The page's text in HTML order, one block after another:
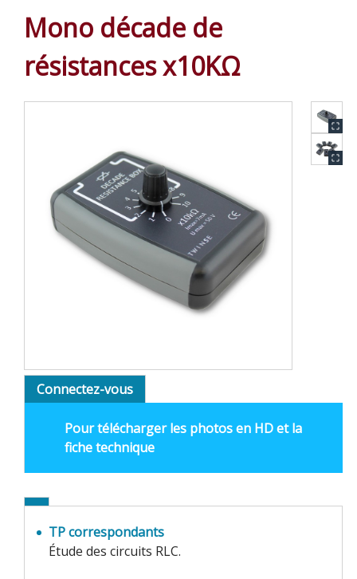
Mono décade de
résistances x10KΩ
Connectez-vous
Pour télécharger les photos en HD et la
fiche technique
TP correspondants
Étude des circuits RLC.